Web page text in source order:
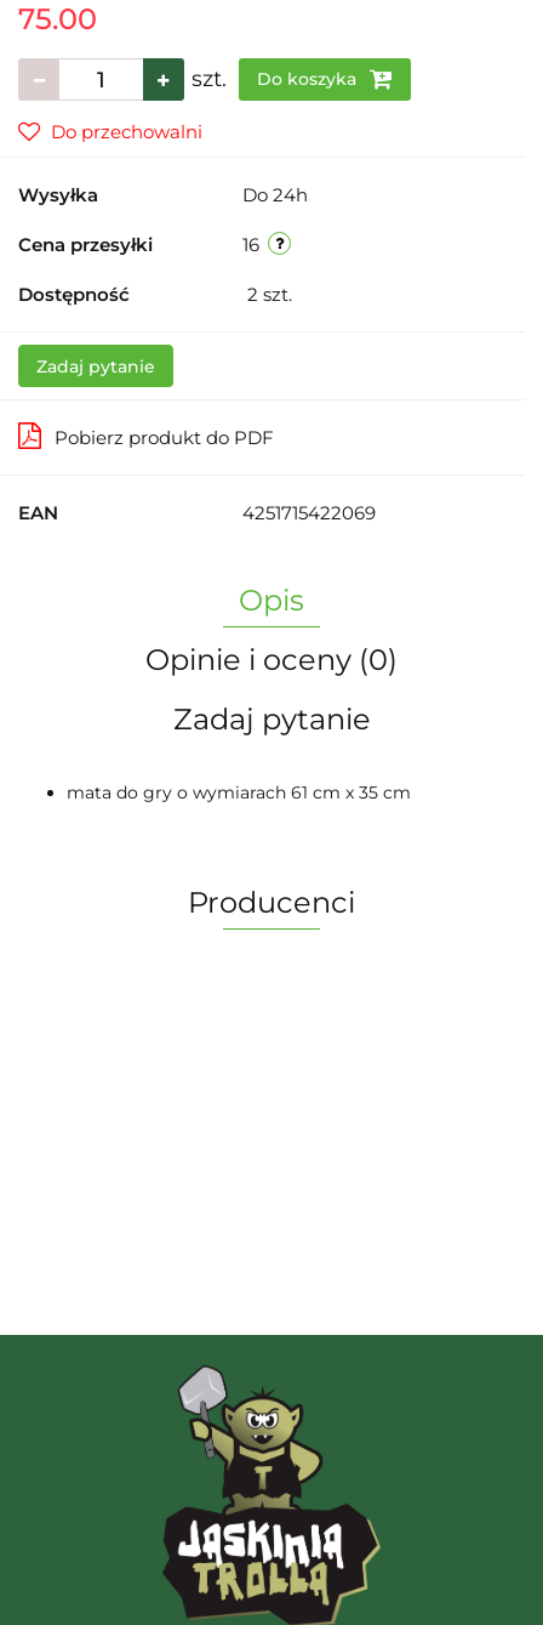
75.00
szt. Do koszyka
Do przechowalni
Wysyłka Do 24h
Cena przesyłki 16
Dostępność 2 szt.
Zadaj pytanie
Pobierz produkt do PDF
EAN 4251715422069
Opis
Opinie i oceny (0)
Zadaj pytanie
mata do gry o wymiarach 61 cm x 35 cm
Producenci
AMIGO Spiel
Ammo